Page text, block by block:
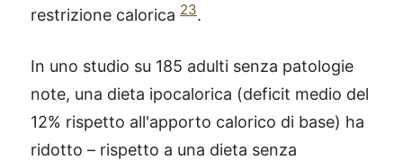
restrizione calorica 23.
In uno studio su 185 adulti senza patologie
note, una dieta ipocalorica (deficit medio del
12% rispetto all'apporto calorico di base) ha
ridotto – rispetto a una dieta senza